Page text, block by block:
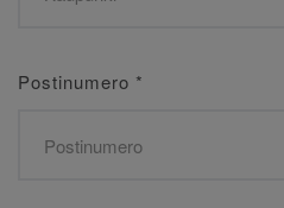
Postinumero *